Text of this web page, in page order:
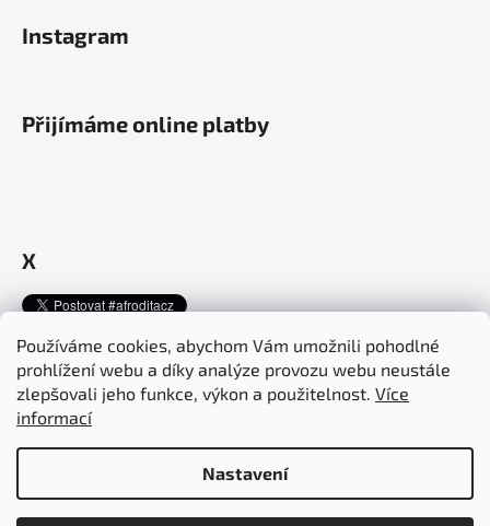
Používáme cookies, abychom Vám umožnili pohodlné
prohlížení webu a díky analýze provozu webu neustále
zlepšovali jeho funkce, výkon a použitelnost. Více
informací
Nastavení
Instagram
Přijímáme online platby
X
Afroditacosmetics.cz afroditacosmetics.sk